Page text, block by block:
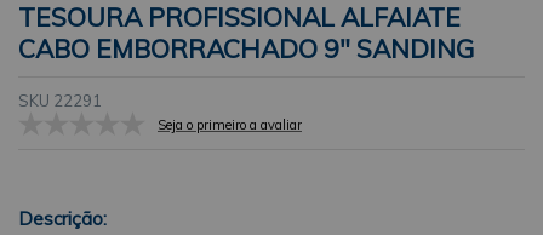
TESOURA PROFISSIONAL ALFAIATE
CABO EMBORRACHADO 9" SANDING
SKU 22291
Seja o primeiro a avaliar
Descrição: